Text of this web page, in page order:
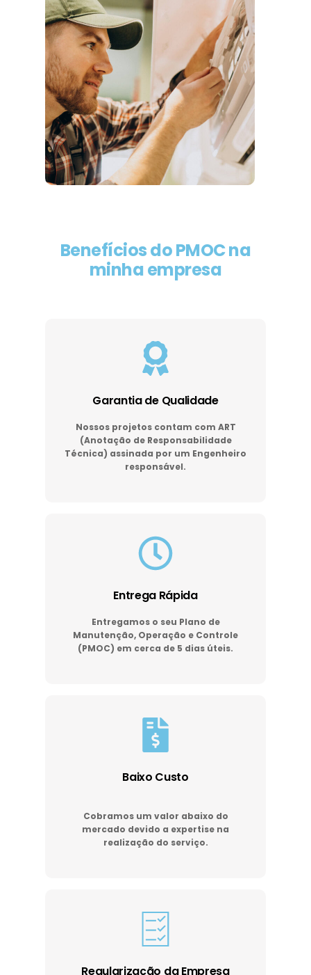
Benefícios do PMOC na
minha empresa
Garantia de Qualidade
Nossos projetos contam com ART
(Anotação de Responsabilidade
Técnica) assinada por um Engenheiro
responsável.
Entrega Rápida
Entregamos o seu Plano de
Manutenção, Operação e Controle
(PMOC) em cerca de 5 dias úteis.
Baixo Custo
Cobramos um valor abaixo do
mercado devido a expertise na
realização do serviço.
Regularização da Empresa